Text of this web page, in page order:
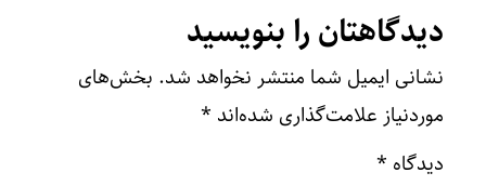
دیدگاهتان را بنویسید
نشانی ایمیل شما منتشر نخواهد شد. بخش‌های
موردنیاز علامت‌گذاری شده‌اند *
دیدگاه *